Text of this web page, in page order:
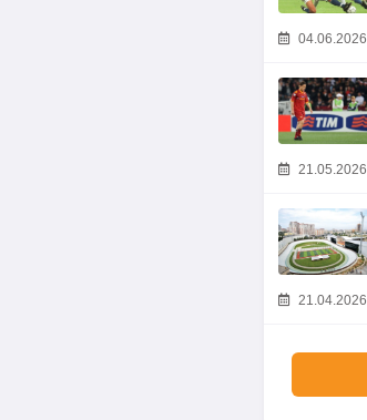
04.06.2026
21.05.2026
21.04.2026